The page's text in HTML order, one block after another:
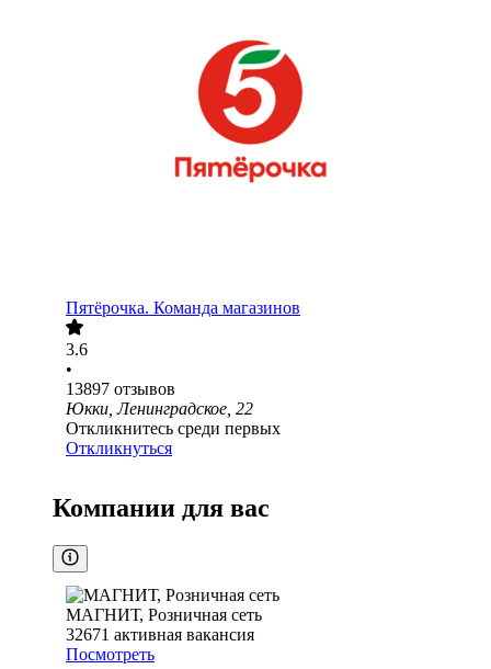
Пятёрочка. Команда магазинов
3.6
•
13897 отзывов
Юкки, Ленинградское, 22
Откликнитесь среди первых
Откликнуться
Компании для вас
МАГНИТ, Розничная сеть
32671 активная вакансия
Посмотреть